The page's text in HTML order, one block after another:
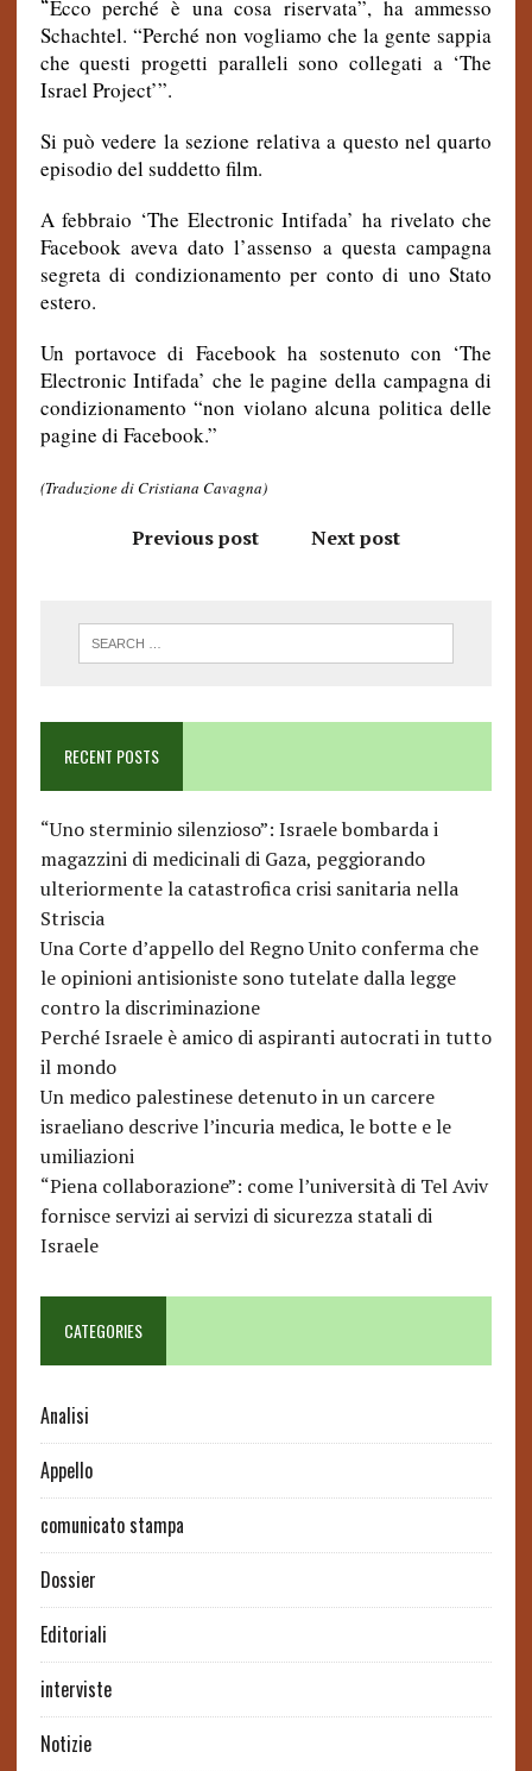
“Ecco perché è una cosa riservata”, ha ammesso
Schachtel. “Perché non vogliamo che la gente sappia
che questi progetti paralleli sono collegati a ‘The
Israel Project’”.
Si può vedere la sezione relativa a questo nel quarto
episodio del suddetto film.
A febbraio ‘The Electronic Intifada’ ha rivelato che
Facebook aveva dato l’assenso a questa campagna
segreta di condizionamento per conto di uno Stato
estero.
Un portavoce di Facebook ha sostenuto con ‘The
Electronic Intifada’ che le pagine della campagna di
condizionamento “non violano alcuna politica delle
pagine di Facebook.”
(Traduzione di Cristiana Cavagna)
Previous post Next post
RECENT POSTS
“Uno sterminio silenzioso”: Israele bombarda i
magazzini di medicinali di Gaza, peggiorando
ulteriormente la catastrofica crisi sanitaria nella
Striscia
Una Corte d’appello del Regno Unito conferma che
le opinioni antisioniste sono tutelate dalla legge
contro la discriminazione
Perché Israele è amico di aspiranti autocrati in tutto
il mondo
Un medico palestinese detenuto in un carcere
israeliano descrive l’incuria medica, le botte e le
umiliazioni
“Piena collaborazione”: come l’università di Tel Aviv
fornisce servizi ai servizi di sicurezza statali di
Israele
CATEGORIES
Analisi
Appello
comunicato stampa
Dossier
Editoriali
interviste
Notizie